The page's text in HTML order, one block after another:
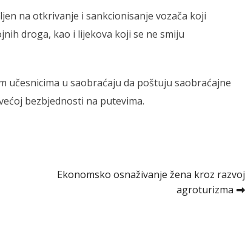
na otkrivanje i sankcionisanje vozača koji
droga, kao i lijekova koji se ne smiju
učesnicima u saobraćaju da poštuju saobraćajne
bezbjednosti na putevima.
Ekonomsko osnaživanje žena kroz razvoj
agroturizma